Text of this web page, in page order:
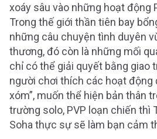
xoáy sâu vào những hoạt động
Trong thế giới thần tiên bay
những câu chuyện tình duyên
thương, đó còn là những mối
chỉ có thể giải quyết bằng giao
người chơi thích các hoạt động
xóm”, muốn thể hiện bản thân
trường solo, PVP loạn chiến thì
Soha thực sự sẽ làm bạn cảm